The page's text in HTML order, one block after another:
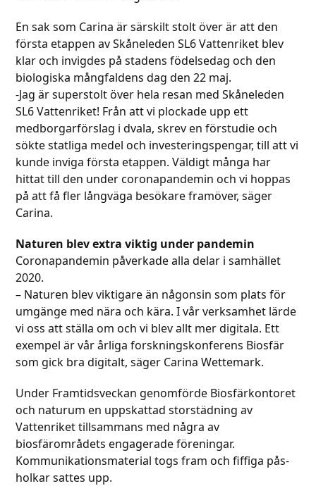
En sak som Carina är särskilt stolt över är att den
första etappen av Skåneleden SL6 Vattenriket blev
klar och invigdes på stadens födelsedag och den
biologiska mångfaldens dag den 22 maj.
-Jag är superstolt över hela resan med Skåneleden
SL6 Vattenriket! Från att vi plockade upp ett
medborgarförslag i dvala, skrev en förstudie och
sökte statliga medel och investeringspengar, till att vi
kunde inviga första etappen. Väldigt många har
hittat till den under coronapandemin och vi hoppas
på att få fler långväga besökare framöver, säger
Carina.
Naturen blev extra viktig under pandemin
Coronapandemin påverkade alla delar i samhället
2020.
– Naturen blev viktigare än någonsin som plats för
umgänge med nära och kära. I vår verksamhet lärde
vi oss att ställa om och vi blev allt mer digitala. Ett
exempel är vår årliga forskningskonferens Biosfär
som gick bra digitalt, säger Carina Wettemark.
Under Framtidsveckan genomförde Biosfärkontoret
och naturum en uppskattad storstädning av
Vattenriket tillsammans med några av
biosfärområdets engagerade föreningar.
Kommunikationsmaterial togs fram och fiffiga pås-
holkar sattes upp.